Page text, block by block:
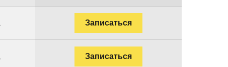
Записаться
Записаться